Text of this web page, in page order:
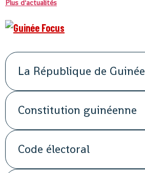
Plus d'actualités
La République de Guinée
Constitution guinéenne
Code électoral